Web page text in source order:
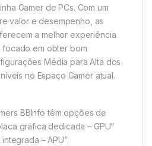
Gamer de PCs. Com um
valor e desempenho, as
a melhor experiência
focado em obter bom
Média para Alta dos
no Espaço Gamer atual.
BBInfo têm opções de
gráfica dedicada – GPU”
– APU”.